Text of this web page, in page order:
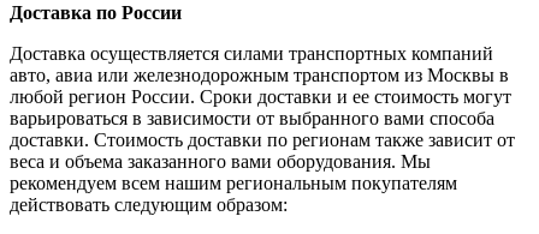
Доставка по России
Доставка осуществляется силами транспортных компаний
авто, авиа или железнодорожным транспортом из Москвы в
любой регион России. Сроки доставки и ее стоимость могут
варьироваться в зависимости от выбранного вами способа
доставки. Стоимость доставки по регионам также зависит от
веса и объема заказанного вами оборудования. Мы
рекомендуем всем нашим региональным покупателям
действовать следующим образом: